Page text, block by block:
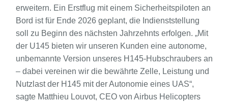
erweitern. Ein Erstflug mit einem Sicherheitspiloten an
Bord ist für Ende 2026 geplant, die Indienststellung
soll zu Beginn des nächsten Jahrzehnts erfolgen. „Mit
der U145 bieten wir unseren Kunden eine autonome,
unbemannte Version unseres H145-Hubschraubers an
– dabei vereinen wir die bewährte Zelle, Leistung und
Nutzlast der H145 mit der Autonomie eines UAS“,
sagte Matthieu Louvot, CEO von Airbus Helicopters